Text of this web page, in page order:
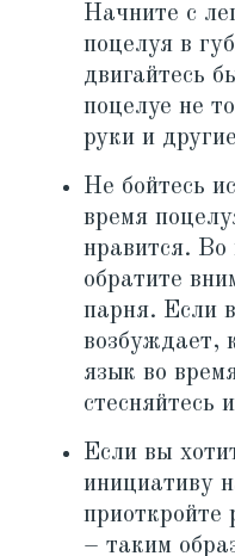
Начните с
поцелуя в
двигайтесь
поцелуе не
руки и
Не бойтесь
время
нравится. Во
обратите
парня. Если
возбуждает,
язык во
стесняйтесь
Если вы
инициативу
приоткройте
– таким